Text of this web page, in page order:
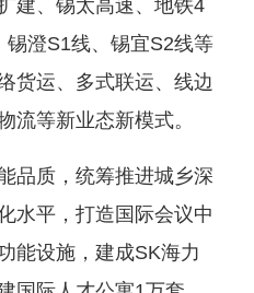
建、锡太高速、地铁4
澄S1线、锡宜S2线等
货运、多式联运、线边
流等新业态新模式。
质，统筹推进城乡深
水平，打造国际会议中
能设施，建成SK海力